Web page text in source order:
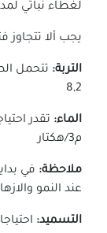
لغطاء نباتي لمدة 6 أشهر و 14 سا / يوم ضرورية لا ثمار
يجب ألا تتجاوز فترة
التربة:
8,2
الماء:
م3/هكتار
ملاحظة: في
عند النمو
التسميد: